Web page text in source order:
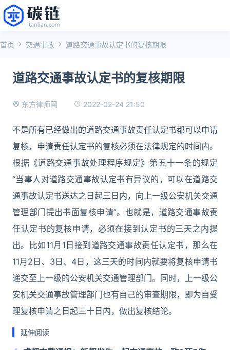
首页 交通事故 道路交通事故认定书的复核期限
道路交通事故认定书的复核期限
东方律师网 2022-02-24 21:50
不是所有已经做出的道路交通事故责任认定书都可以申请
复核，申请责任认定书的复核必须在法律规定的时间内。
根据《道路交通事故处理程序规定》第五十一条的规定
“当事人对道路交通事故认定书有异议的，可以在道路交
通事故认定书送达之日起三日内，向上一级公安机关交通
管理部门提出书面复核申请”。也就是，道路交通事故责
任认定书的复核申请，必须在接到认定书的三天之内提
出。比如11月1日接到道路交通事故责任认定书，那么在
11月2日、3日、4日，这三天的时间内就要将复核申请书
递交至上一级的公安机关交通管理部门。同时，上一级公
安机关交通事故管理部门也有自己的审查期限，即为自受
理复核申请之日起三十日内，做出复核结论。
延伸阅读